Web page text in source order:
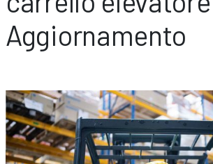
Aggiornamento